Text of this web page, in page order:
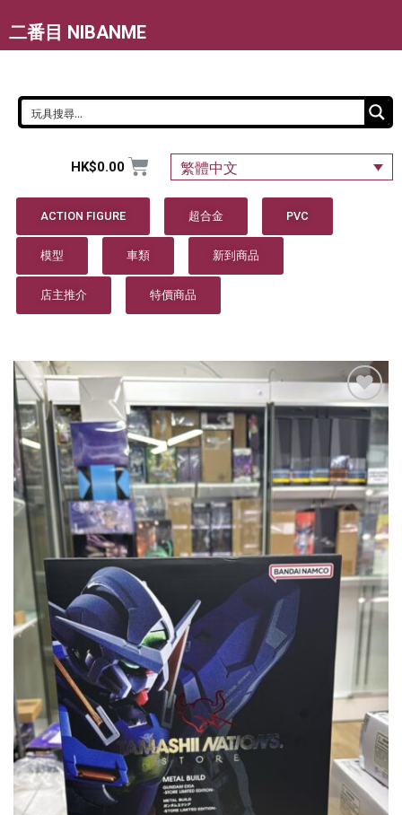
二番目 NIBANME
HK$0.00 繁體中文
ACTION FIGURE 超合金 PVC
模型 車類 新到商品
店主推介 特價商品